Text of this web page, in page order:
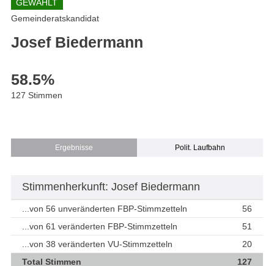
GEWÄHLT
Gemeinderatskandidat
Josef Biedermann
58.5%
127 Stimmen
Ergebnisse Polit. Laufbahn
Stimmenherkunft: Josef Biedermann
...von 56 unveränderten FBP-Stimmzetteln
56
...von 61 veränderten FBP-Stimmzetteln
51
...von 38 veränderten VU-Stimmzetteln
20
Total Stimmen
127